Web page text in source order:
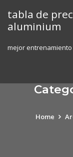
content
tabla de
aluminium
mejor
Home